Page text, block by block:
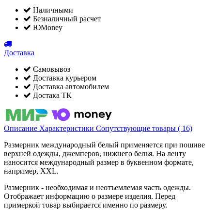
Наличными
Безналичный расчет
ЮMoney
Доставка
Самовывоз
Доставка курьером
Доставка автомобилем
Достака ТК
Описание Характеристики Сопутствующие товары ( 16)
Размерник международный белый применяется при пошиве
верхней одежды, джемперов, нижнего белья. На ленту
наносится международный размер в буквенном формате,
например, XXL.
Размерник - необходимая и неотъемлемая часть одежды.
Отображает информацию о размере изделия. Перед
примеркой товар выбирается именно по размеру.